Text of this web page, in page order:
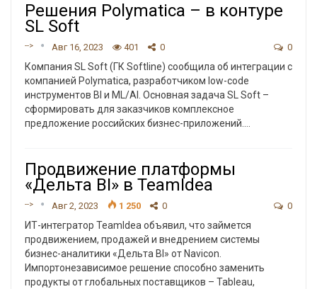
Решения Polymatica – в контуре
SL Soft
--> Авг 16, 2023 401 0 0
Компания SL Soft (ГК Softline) сообщила об интеграции с
компанией Polymatica, разработчиком low-code
инструментов BI и ML/AI. Основная задача SL Soft –
сформировать для заказчиков комплексное
предложение российских бизнес-приложений.…
Продвижение платформы
«Дельта BI» в TeamIdea
--> Авг 2, 2023 1 250 0 0
ИТ-интегратор TeamIdea объявил, что займется
продвижением, продажей и внедрением системы
бизнес-аналитики «Дельта BI» от Navicon.
Импортонезависимое решение способно заменить
продукты от глобальных поставщиков – Tableau,